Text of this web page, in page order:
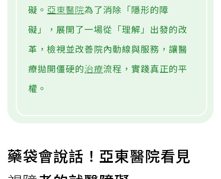
礙。 亞東醫院為了消除「隱形的障
礙」，展開了一場從「理解」出發的改
革，檢視並改善院內動線與服務，讓醫
療拋開僵硬的治療流程，實踐真正的平
權。
藥袋會說話！亞東醫院看見